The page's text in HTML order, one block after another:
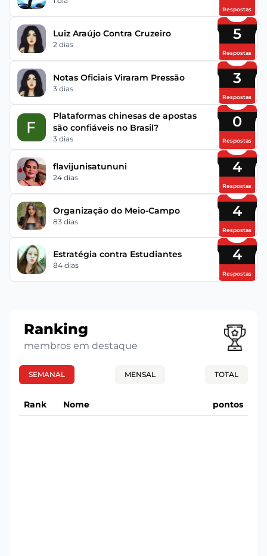
Respostas
Luiz Araújo Contra Cruzeiro
2 dias
5
Respostas
Notas Oficiais Viraram Pressão
3 dias
3
Respostas
Plataformas chinesas de apostas
são confiáveis no Brasil?
3 dias
0
Respostas
flavijunisatununi
24 dias
4
Respostas
Organização do Meio-Campo
83 dias
4
Respostas
Estratégia contra Estudiantes
84 dias
4
Respostas
Ranking
membros em destaque
SEMANAL MENSAL TOTAL
Rank Nome pontos